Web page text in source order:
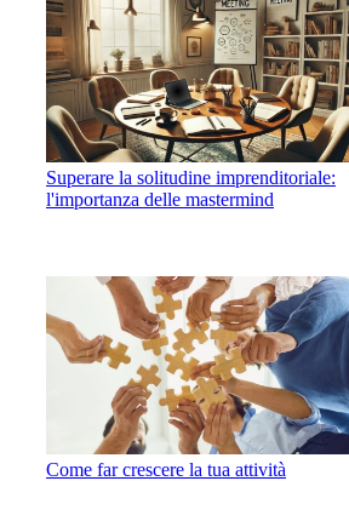
Superare la solitudine imprenditoriale:
l'importanza delle mastermind
Come far crescere la tua attività